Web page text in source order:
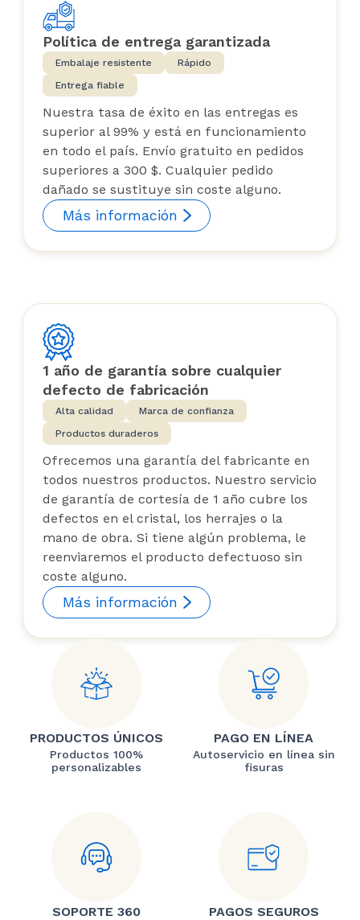
Política de entrega garantizada
Embalaje resistente
Rápido
Entrega fiable
Nuestra tasa de éxito en las entregas es
superior al 99% y está en funcionamiento
en todo el país. Envío gratuito en pedidos
superiores a 300 $. Cualquier pedido
dañado se sustituye sin coste alguno.
Más información
1 año de garantía sobre cualquier
defecto de fabricación
Alta calidad
Marca de confianza
Productos duraderos
Ofrecemos una garantía del fabricante en
todos nuestros productos. Nuestro servicio
de garantía de cortesía de 1 año cubre los
defectos en el cristal, los herrajes o la
mano de obra. Si tiene algún problema, le
reenviaremos el producto defectuoso sin
coste alguno.
Más información
PRODUCTOS ÚNICOS
Productos 100%
personalizables
PAGO EN LÍNEA
Autoservicio en línea sin
fisuras
SOPORTE 360 PAGOS SEGUROS